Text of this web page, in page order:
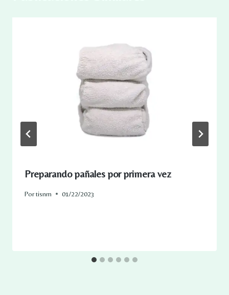
Preparando pañales por primera vez
Portisnm 01/22/2023